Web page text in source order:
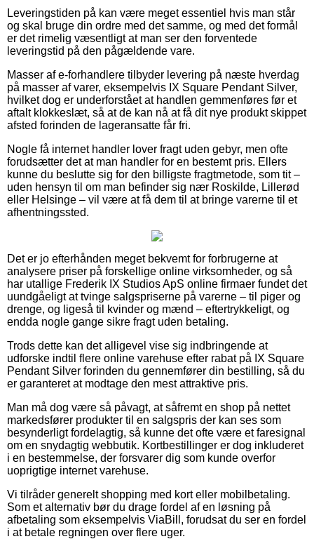
Leveringstiden på kan være meget essentiel hvis man står
og skal bruge din ordre med det samme, og med det formål
er det rimelig væsentligt at man ser den forventede
leveringstid på den pågældende vare.
Masser af e-forhandlere tilbyder levering på næste hverdag
på masser af varer, eksempelvis IX Square Pendant Silver,
hvilket dog er underforstået at handlen gemmenføres før et
aftalt klokkeslæt, så at de kan nå at få dit nye produkt skippet
afsted forinden de lageransatte får fri.
Nogle få internet handler lover fragt uden gebyr, men ofte
forudsætter det at man handler for en bestemt pris. Ellers
kunne du beslutte sig for den billigste fragtmetode, som tit –
uden hensyn til om man befinder sig nær Roskilde, Lillerød
eller Helsinge – vil være at få dem til at bringe varerne til et
afhentningssted.
Det er jo efterhånden meget bekvemt for forbrugerne at
analysere priser på forskellige online virksomheder, og så
har utallige Frederik IX Studios ApS online firmaer fundet det
uundgåeligt at tvinge salgspriserne på varerne – til piger og
drenge, og ligeså til kvinder og mænd – eftertrykkeligt, og
endda nogle gange sikre fragt uden betaling.
Trods dette kan det alligevel vise sig indbringende at
udforske indtil flere online varehuse efter rabat på IX Square
Pendant Silver forinden du gennemfører din bestilling, så du
er garanteret at modtage den mest attraktive pris.
Man må dog være så påvagt, at såfremt en shop på nettet
markedsfører produkter til en salgspris der kan ses som
besynderligt fordelagtig, så kunne det ofte være et faresignal
om en snydagtig webbutik. Kortbestillinger er dog inkluderet
i en bestemmelse, der forsvarer dig som kunde overfor
uoprigtige internet varehuse.
Vi tilråder generelt shopping med kort eller mobilbetaling.
Som et alternativ bør du drage fordel af en løsning på
afbetaling som eksempelvis ViaBill, forudsat du ser en fordel
i at betale regningen over flere uger.